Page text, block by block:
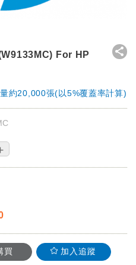
For HP
約20,000張(以5%覆蓋率計算)
買 加入追蹤